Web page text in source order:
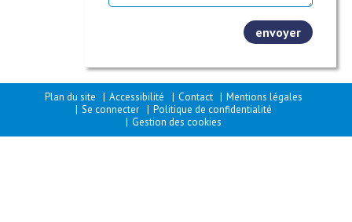
Plan du site Accessibilité Contact
Mentions légales
Se connecter
Politique de confidentialité
Gestion des cookies